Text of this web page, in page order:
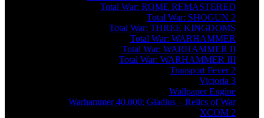
Total War: ROME REMASTERED
Total War: SHOGUN 2
Total War: THREE KINGDOMS
Total War: WARHAMMER
Total War: WARHAMMER II
Total War: WARHAMMER III
Transport Fever 2
Victoria 3
Wallpaper Engine
Warhammer 40,000: Gladius – Relics of War
XCOM 2